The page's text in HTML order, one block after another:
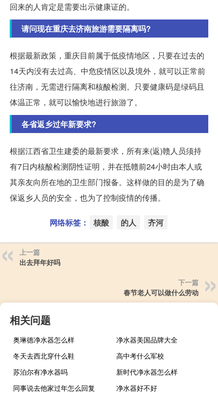
回来的人肯定是需要出示健康证的。
请问现在重庆去济南旅游需要隔离吗?
根据最新政策，重庆目前属于低疫情地区，只要在过去的
14天内没有去过高、中危疫情区以及境外，就可以正常前
往济南，无需进行隔离和核酸检测。只要健康码是绿码且
体温正常，就可以愉快地进行旅游了。
各省返乡过年新要求?
根据江西省卫生建委的最新要求，所有来(返)赣人员须持
有7日内核酸检测阴性证明，并在抵赣前24小时由本人或
其亲友向所在地的卫生部门报备。这样做的目的是为了确
保返乡人员的安全，也为了控制疫情的传播。
网络标签： 核酸 的人 齐河
上一篇
出去拜年好吗
下一篇
春节老人可以做什么劳动
相关问题
奥琳德净水器怎么样
净水器美国品牌大全
冬天去西北穿什么鞋
高中考什么军校
苏泊尔有净水器吗
新时代净水器怎么样
同事说去他家过年怎么回复
净水器好不好